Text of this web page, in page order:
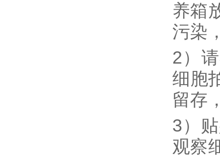
养箱
污染
2）
细胞
留存
3）
观察